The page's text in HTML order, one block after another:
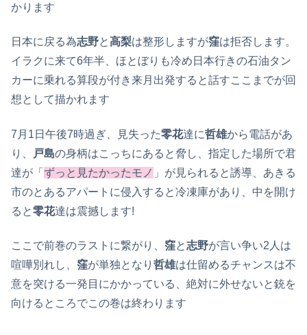
かります
日本に戻る為志野と高梨は整形しますが窪は拒否します。
イラクに来て6年半、ほとぼりも冷め日本行きの石油タン
カーに乗れる算段が付き来月出発すると話すここまでが回
想として描かれます
7月1日午後7時過ぎ、見失った零花達に哲雄から電話があ
り、
戸島の身柄はこっちにあると脅し、指定した場所で君
達が「 ずっと見たかったモノ 」が見られると誘導、あきる
市のとあるアパートに侵入すると冷凍庫があり、中を開け
ると零花達は震撼します!
ここで前巻のラストに繋がり、 窪と志野が言い争い2人は
喧嘩別れし、 窪が単独となり 哲雄は仕留めるチャンスは不
意を突ける一発目にかかっている、絶対に外せないと銃を
向けるところでこの巻は終わります